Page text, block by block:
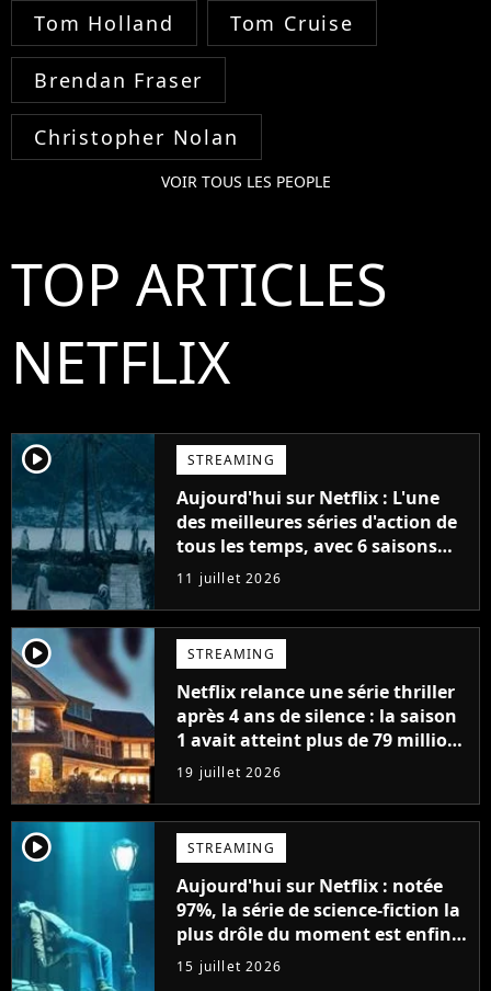
Tom Holland Tom Cruise
Brendan Fraser
Christopher Nolan
VOIR TOUS LES PEOPLE
TOP ARTICLES
NETFLIX
player2 STREAMING
Aujourd'hui sur Netflix : L'une
des meilleures séries d'action de
tous les temps, avec 6 saisons
parfaites
11 juillet 2026
player2 STREAMING
Netflix relance une série thriller
après 4 ans de silence : la saison
1 avait atteint plus de 79 millions
de vues
19 juillet 2026
player2 STREAMING
Aujourd'hui sur Netflix : notée
97%, la série de science-fiction la
plus drôle du moment est enfin
de retour avec 8 nouveaux
épisodes
15 juillet 2026